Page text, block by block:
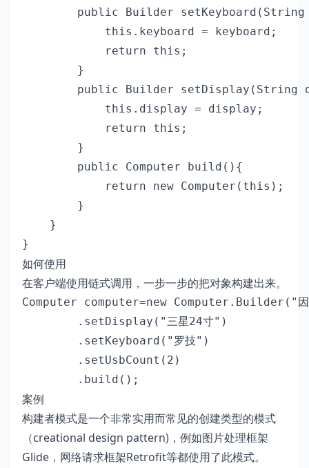
public Builder setKeyboard(String
            this.keyboard = keyboard;
            return this;
        }
public Builder setDisplay(String
            this.display = display;
            return this;
        }
        public Computer build(){
            return new Computer(this);
        }
    }
}
如何使用
在客户端使用链式调用，一步一步的把对象构建出来。
Computer computer=new Computer.Builder("
        .setDisplay("三星24寸")
        .setKeyboard("罗技")
        .setUsbCount(2)
        .build();
案例
构建者模式是一个非常实用而常见的创建类型的模式
（creational design pattern)，例如图片处理框架
Glide，网络请求框架Retrofit等都使用了此模式。